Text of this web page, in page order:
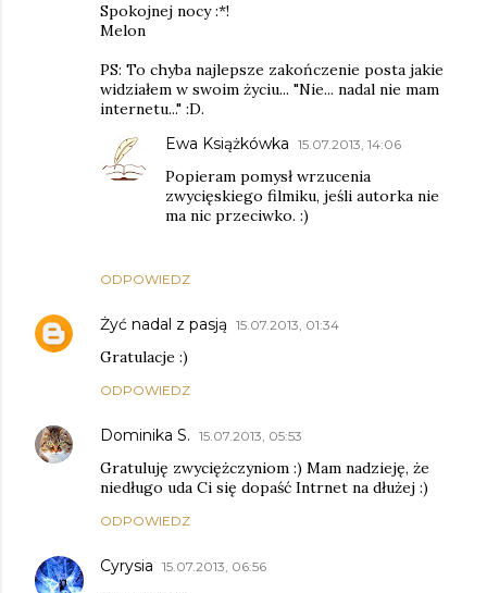
Spokojnej nocy :*!
Melon
PS: To chyba najlepsze zakończenie posta jakie
widziałem w swoim życiu... "Nie... nadal nie mam
internetu..." :D.
ODPOWIEDZ
Ewa Książkówka 15.07.2013, 14:06
Popieram pomysł wrzucenia
zwycięskiego filmiku, jeśli autorka nie
ma nic przeciwko. :)
Żyć nadal z pasją 15.07.2013, 01:34
Gratulacje :)
ODPOWIEDZ
Dominika S. 15.07.2013, 05:53
Gratuluję zwyciężczyniom :) Mam nadzieję, że
niedługo uda Ci się dopaść Intrnet na dłużej :)
ODPOWIEDZ
Cyrysia 15.07.2013, 06:56